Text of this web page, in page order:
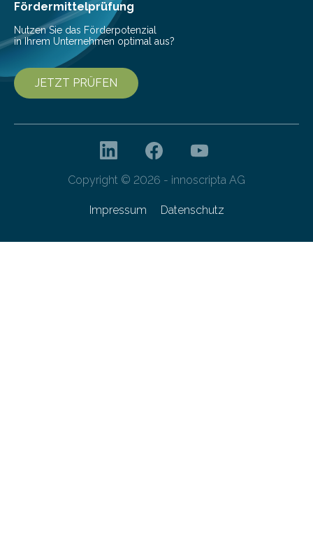
Fördermittelprüfung
Nutzen Sie das Förderpotenzial
in Ihrem Unternehmen optimal aus?
JETZT PRÜFEN
Copyright © 2026 - innoscripta AG
Impressum Datenschutz